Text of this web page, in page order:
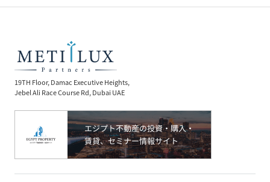
19TH Floor, Damac Executive Heights,
Jebel Ali Race Course Rd, Dubai UAE